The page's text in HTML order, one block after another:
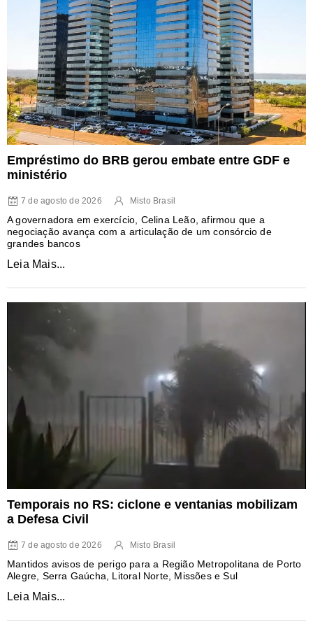
Empréstimo do BRB gerou embate entre GDF e
ministério
7 de agosto de 2026 Misto Brasil
A governadora em exercício, Celina Leão, afirmou que a
negociação avança com a articulação de um consórcio de
grandes bancos
Leia Mais...
Temporais no RS: ciclone e ventanias mobilizam
a Defesa Civil
7 de agosto de 2026 Misto Brasil
Mantidos avisos de perigo para a Região Metropolitana de Porto
Alegre, Serra Gaúcha, Litoral Norte, Missões e Sul
Leia Mais...